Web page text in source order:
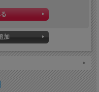
は長く持続。
ルの吸水性の改質加工により汗
体を冷やさず、快適な着心地を
発揮。